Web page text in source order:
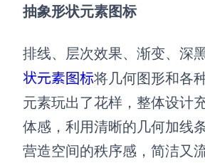
抽象形状元素图标
排线、层次效果、渐变、深
状元素图标将几何图形和各
元素玩出了花样，整体设计
体感，利用清晰的几何加线
营造空间的秩序感，简洁又流